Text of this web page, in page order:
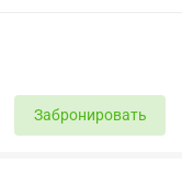
Забронировать